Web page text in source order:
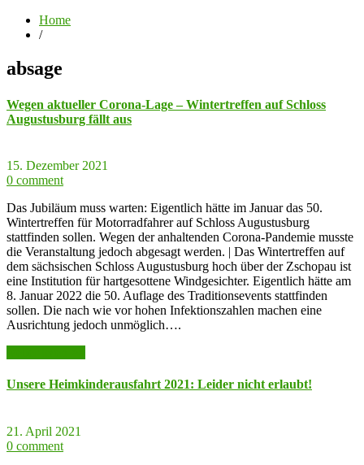
Home
/
absage
Wegen aktueller Corona-Lage – Wintertreffen auf Schloss
Augustusburg fällt aus
15. Dezember 2021
0 comment
Das Jubiläum muss warten: Eigentlich hätte im Januar das 50.
Wintertreffen für Motorradfahrer auf Schloss Augustusburg
stattfinden sollen. Wegen der anhaltenden Corona-Pandemie musste
die Veranstaltung jedoch abgesagt werden. | Das Wintertreffen auf
dem sächsischen Schloss Augustusburg hoch über der Zschopau ist
eine Institution für hartgesottene Windgesichter. Eigentlich hätte am
8. Januar 2022 die 50. Auflage des Traditionsevents stattfinden
sollen. Die nach wie vor hohen Infektionszahlen machen eine
Ausrichtung jedoch unmöglich….
Unsere Heimkinderausfahrt 2021: Leider nicht erlaubt!
21. April 2021
0 comment